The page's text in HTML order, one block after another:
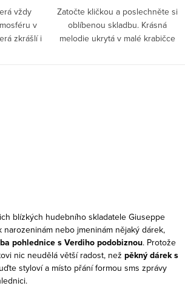
vždy
v
zkrášlí i
Zatočte kličkou a poslechněte si
oblíbenou skladbu. Krásná
melodie ukrytá v malé krabičce
blízkých hudebního skladatele Giuseppe
narozeninám nebo jmeninám nějaký dárek,
pohlednice s Verdiho podobiznou. Protože
nic neudělá větší radost, než pěkný dárek s
styloví a místo přání formou sms zprávy